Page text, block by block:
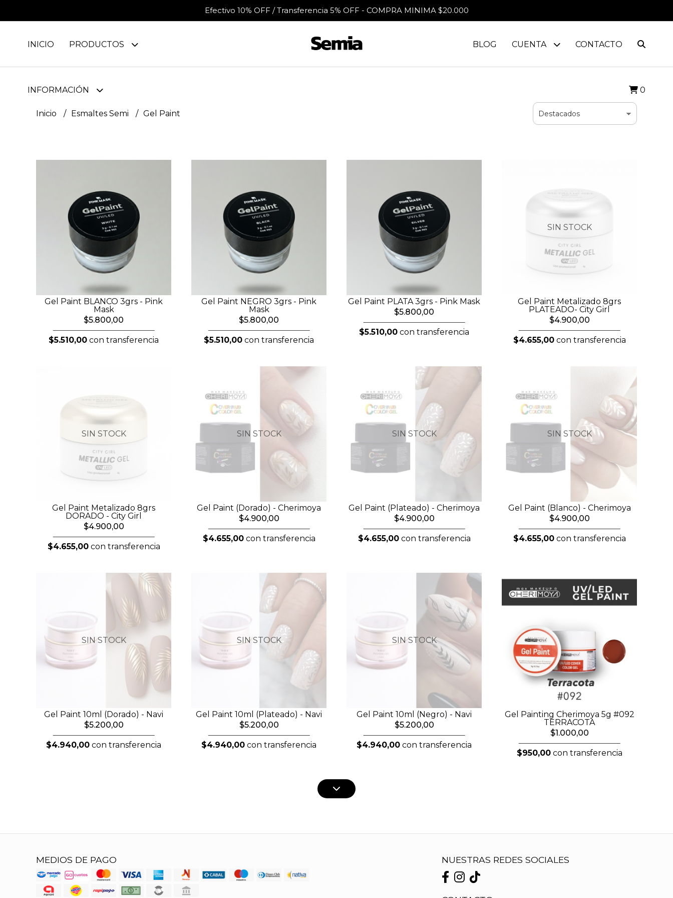
Efectivo 10% OFF / Transferencia 5% OFF - COMPRA MINIMA $20.000
INICIO PRODUCTOS
INFORMACIÓN
BLOG CUENTA CONTACTO
0
Inicio Esmaltes Semi Gel Paint
Gel Paint BLANCO 3grs - Pink
Mask
$5.800,00
$5.510,00 con transferencia
Gel Paint NEGRO 3grs - Pink
Mask
$5.800,00
$5.510,00 con transferencia
Gel Paint PLATA 3grs - Pink Mask
$5.800,00
$5.510,00 con transferencia
SIN STOCK
Gel Paint Metalizado 8grs
PLATEADO- City Girl
$4.900,00
$4.655,00con transferencia
SIN STOCK
Gel Paint Metalizado 8grs
DORADO - City Girl
$4.900,00
$4.655,00con transferencia
SIN STOCK
Gel Paint (Dorado) - Cherimoya
$4.900,00
$4.655,00con transferencia
SIN STOCK
Gel Paint (Plateado) - Cherimoya
$4.900,00
$4.655,00con transferencia
SIN STOCK
Gel Paint (Blanco) - Cherimoya
$4.900,00
$4.655,00con transferencia
SIN STOCK
Gel Paint 10ml (Dorado) - Navi
$5.200,00
$4.940,00 con transferencia
SIN STOCK
Gel Paint 10ml (Plateado) - Navi
$5.200,00
$4.940,00 con transferencia
SIN STOCK
Gel Paint 10ml (Negro) - Navi
$5.200,00
$4.940,00 con transferencia
Gel Painting Cherimoya 5g #092
TERRACOTA
$1.000,00
$950,00con transferencia
MEDIOS DE PAGO NUESTRAS REDES SOCIALES